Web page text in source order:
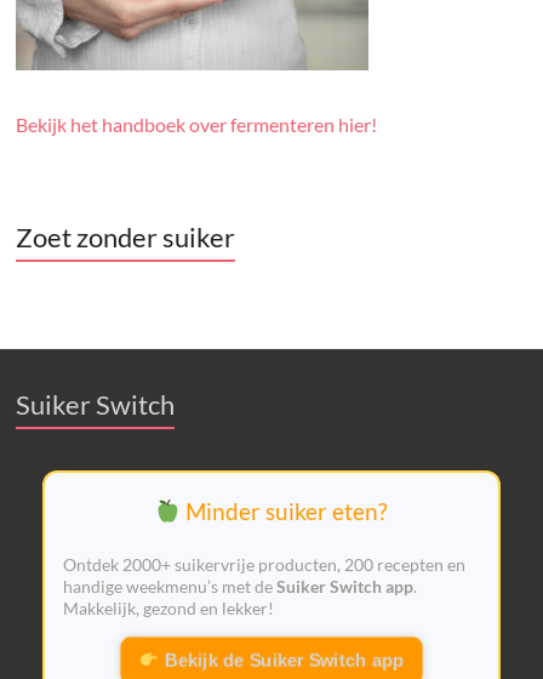
Bekijk het handboek over fermenteren hier!
Zoet zonder suiker
Suiker Switch
Minder suiker eten?
Ontdek 2000+ suikervrije producten, 200 recepten en
handige weekmenu’s met deSuiker Switch app.
Makkelijk, gezond en lekker!
Bekijk de Suiker Switch app